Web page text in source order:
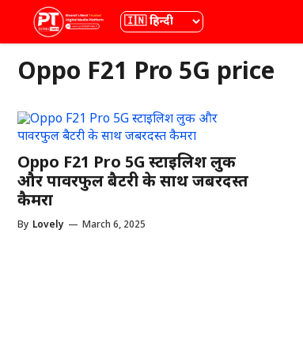
content
भाषा
Oppo F21 Pro 5G price
Oppo F21 Pro 5G स्टाइलिश लुक
और पावरफुल बैटरी के साथ जबरदस्त
कैमरा
By Lovely — March 6, 2025